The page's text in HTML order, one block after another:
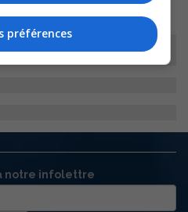
notre infolettre
préférences